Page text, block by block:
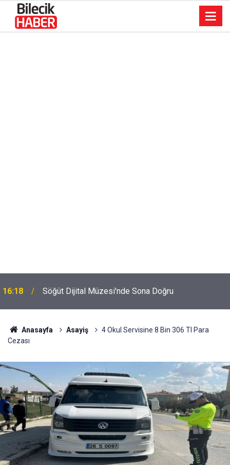
16:18 Söğüt Dijital Müzesi'nde Sona Doğru
Anasayfa Asayiş
4 Okul Servisine 8 Bin 306 Tl Para
Cezası